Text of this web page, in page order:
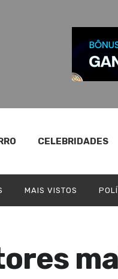
CELEBRIDADES
MAIS VISTOS